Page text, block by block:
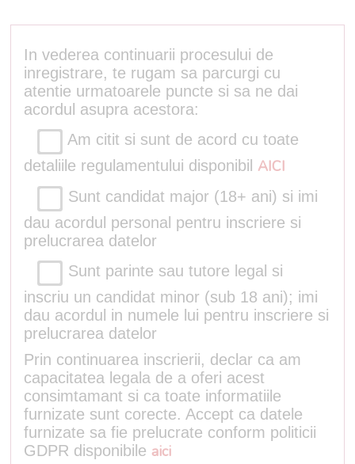
In vederea continuarii procesului de
inregistrare, te rugam sa parcurgi cu
atentie urmatoarele puncte si sa ne dai
acordul asupra acestora:
Am citit si sunt de acord cu toate
detaliile regulamentului disponibil AICI
Sunt candidat major (18+ ani) si imi
dau acordul personal pentru inscriere si
prelucrarea datelor
Sunt parinte sau tutore legal si
inscriu un candidat minor (sub 18 ani); imi
dau acordul in numele lui pentru inscriere si
prelucrarea datelor
Prin continuarea inscrierii, declar ca am
capacitatea legala de a oferi acest
consimtamant si ca toate informatiile
furnizate sunt corecte. Accept ca datele
furnizate sa fie prelucrate conform politicii
GDPR disponibile aici